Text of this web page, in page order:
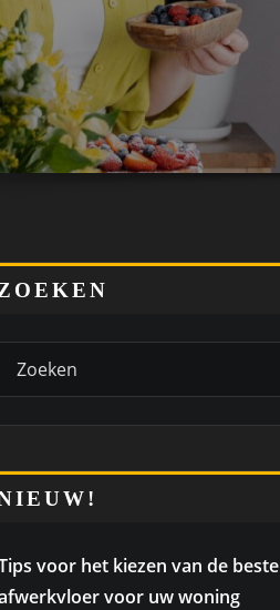
voor het kiezen van de beste
voor uw woning